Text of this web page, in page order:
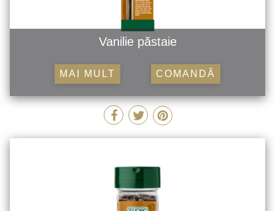
Vanilie păstaie
MAI MULT COMANDĂ